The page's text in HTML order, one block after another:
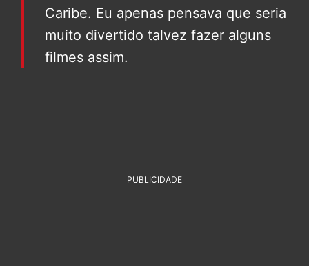
Caribe. Eu apenas pensava que seria
muito divertido talvez fazer alguns
filmes assim.
PUBLICIDADE